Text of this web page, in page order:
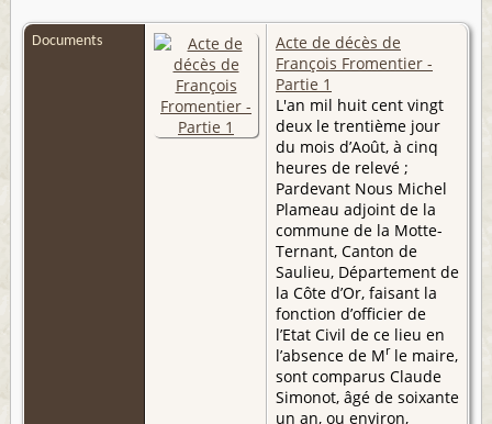
Documents
Acte de décès de
François Fromentier -
Partie 1
L'an mil huit cent vingt
deux le trentième jour
du mois d’Août, à cinq
heures de relevé ;
Pardevant Nous Michel
Plameau adjoint de la
commune de la Motte-
Ternant, Canton de
Saulieu, Département de
la Côte d’Or, faisant la
fonction d’officier de
l’Etat Civil de ce lieu en
l’absence de Mrle maire,
sont comparus Claude
Simonot, âgé de soixante
un an, ou environ,